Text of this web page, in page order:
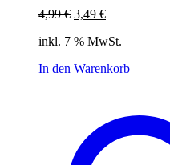
4,99€ Ursprünglicher
war:
3,49 €Aktueller
ist:
inkl. 7 % MwSt.
In den Warenkorb